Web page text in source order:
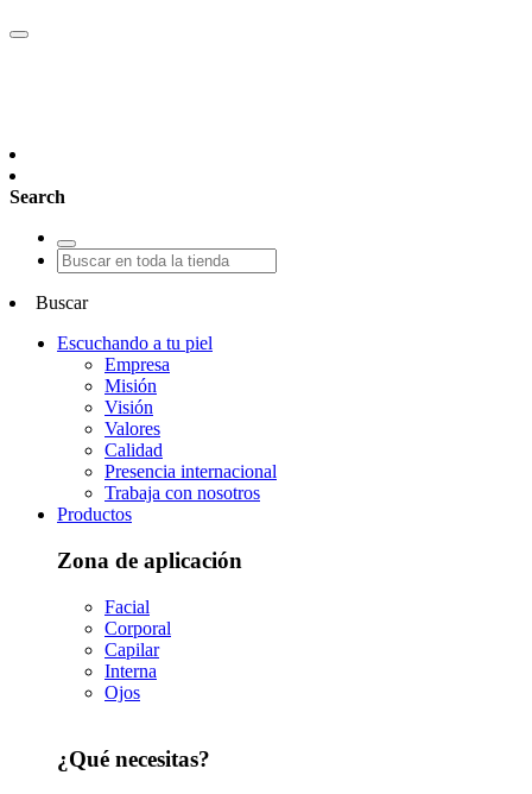
Search
Buscar
Escuchando a tu piel
Empresa
Misión
Visión
Valores
Calidad
Presencia internacional
Trabaja con nosotros
Productos
Zona de aplicación
Facial
Corporal
Capilar
Interna
Ojos
¿Qué necesitas?